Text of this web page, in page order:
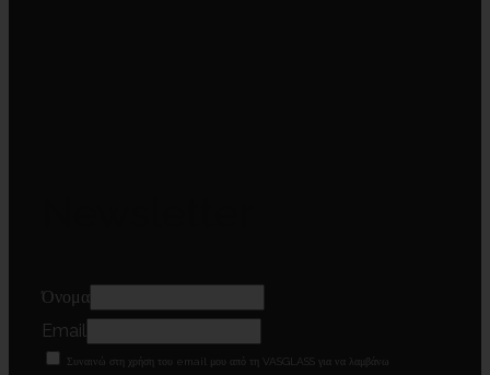
Όνομα
Email
Συναινώ στη χρήση του email μου από τη VASGLASS για να λαμβάνω